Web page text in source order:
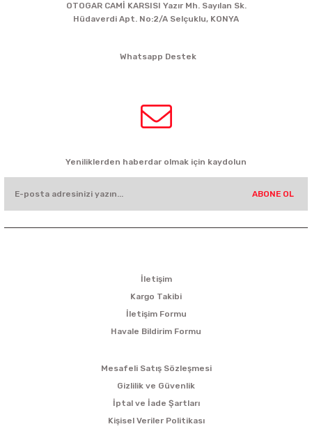
OTOGAR CAMİ KARSISI Yazır Mh. Sayılan Sk.
Hüdaverdi Apt. No:2/A Selçuklu, KONYA
Whatsapp Destek
Yeniliklerden haberdar olmak için kaydolun
ABONE OL
İletişim
Kargo Takibi
İletişim Formu
Havale Bildirim Formu
Mesafeli Satış Sözleşmesi
Gizlilik ve Güvenlik
İptal ve İade Şartları
Kişisel Veriler Politikası